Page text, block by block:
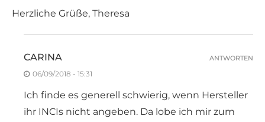
Herzliche Grüße, Theresa
CARINA
06/09/2018 - 15:31
Ich finde es generell schwierig, wenn Hersteller
ihr INCIs nicht angeben. Da lobe ich mir zum
ANTWORTEN